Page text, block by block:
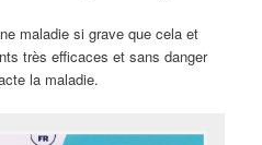
maladie si grave que cela et
très efficaces et sans danger
la maladie.